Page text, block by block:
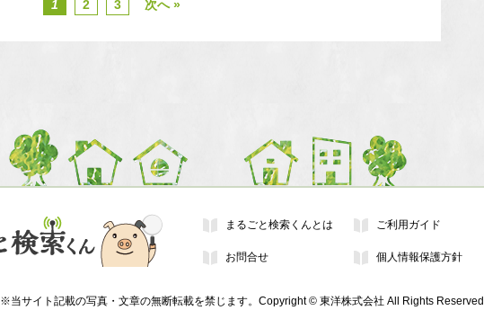
1 2 3 次へ »
まるごと検索くんとは ご利用ガイド
お問合せ 個人情報保護方針
※当サイト記載の写真・文章の無断転載を禁じます。Copyright © 東洋株式会社 All Rights Reserved.